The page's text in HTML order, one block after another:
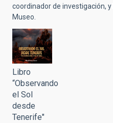
coordinador de investigación, y
Museo.
Libro
“Observando
el Sol
desde
Tenerife"